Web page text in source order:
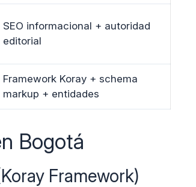
SEO informacional + autoridad
editorial
Framework Koray + schema
markup + entidades
Bogotá
Framework)